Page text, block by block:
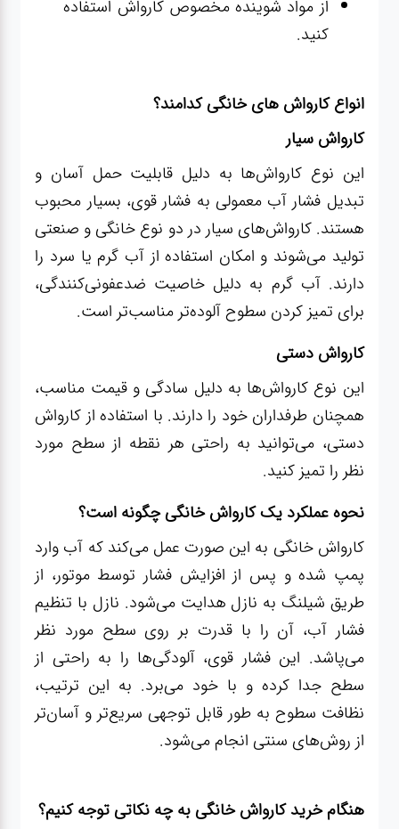
از مواد شوینده مخصوص کارواش استفاده
کنید.
انواع کارواش های خانگی کدامند؟
کارواش سیار
این نوع کارواش‌ها به دلیل قابلیت حمل آسان و
تبدیل فشار آب معمولی به فشار قوی، بسیار محبوب
هستند. کارواش‌های سیار در دو نوع خانگی و صنعتی
تولید می‌شوند و امکان استفاده از آب گرم یا سرد را
دارند. آب گرم به دلیل خاصیت ضدعفونی‌کنندگی،
برای تمیز کردن سطوح آلوده‌تر مناسب‌تر است.
کارواش دستی
این نوع کارواش‌ها به دلیل سادگی و قیمت مناسب،
همچنان طرفداران خود را دارند. با استفاده از کارواش
دستی، می‌توانید به راحتی هر نقطه از سطح مورد
نظر را تمیز کنید.
نحوه عملکرد یک کارواش خانگی چگونه است؟
کارواش خانگی به این صورت عمل می‌کند که آب وارد
پمپ شده و پس از افزایش فشار توسط موتور، از
طریق شیلنگ به نازل هدایت می‌شود. نازل با تنظیم
فشار آب، آن را با قدرت بر روی سطح مورد نظر
می‌پاشد. این فشار قوی، آلودگی‌ها را به راحتی از
سطح جدا کرده و با خود می‌برد. به این ترتیب،
نظافت سطوح به طور قابل توجهی سریع‌تر و آسان‌تر
از روش‌های سنتی انجام می‌شود.
هنگام خرید کارواش خانگی به چه نکاتی توجه کنیم؟